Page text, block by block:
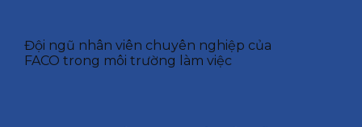
Đội ngũ nhân viên chuyên nghiệp của
FACO trong môi trường làm việc